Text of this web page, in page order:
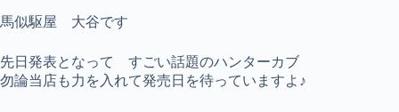
馬似駆屋 大谷です
先日発表となって すごい話題のハンターカブ
勿論当店も力を入れて発売日を待っていますよ♪